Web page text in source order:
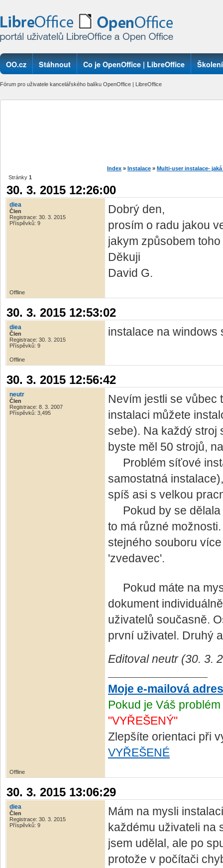
OO.cz Stáhnout Co je OpenOffice | LibreOffice Školení
Fórum pro uživatele kancelářského balíku OpenOffice | LibreOffice
Index » Instalace » Multi-user instalace- jaká
Stránky 1
30. 3. 2015 12:26:00
diea
Člen
Registrace: 30. 3. 2015
Příspěvků: 9
Dobrý den,
prosím o radu jakou
jakym způsobem
Děkuji
David G.
Offline
30. 3. 2015 12:53:02
diea
Člen
Registrace: 30. 3. 2015
Příspěvků: 9
instalace na windows
Offline
30. 3. 2015 12:56:42
neutr
Člen
Registrace: 8. 3. 2007
Příspěvků: 3,495
Nevím jestli se vůbec
instalaci můžete
sebe). Na každý stroj
byste měl 50 strojů,
Problém síťové
samostatná
spíš asi s velkou
Pokud by se dělala
to má různé
stejného souboru
'zvedavec'.
Pokud máte na
dokument
uživatelů současně.
první uživatel. Druhý
Editoval neutr (30. 3.
Moje e-mailová
Pokud je Váš
"VYŘEŠENÝ"
Zlepšíte orientaci při
VYŘEŠENÉ
Offline
30. 3. 2015 13:06:29
diea
Člen
Registrace: 30. 3. 2015
Příspěvků: 9
Mám na mysli
každému uživateli na
jsem udělal, ale po
protože v počítači